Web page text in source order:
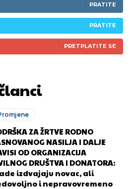
PRATITE
PRATITE
PRETPLATITE SE
ZA ŽRTVE RODNO
NASILJA I DALJE
OD ORGANIZACIJA
DRUŠTVA I DONATORA:
izdvajaju novac, ali
i nepravovremeno